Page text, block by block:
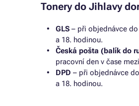
Tonery do Jihlavy
GLS – při objednávce
a 18. hodinou.
Česká pošta (balík do
pracovní den v čase
DPD – při objednávce
a 18. hodinou.